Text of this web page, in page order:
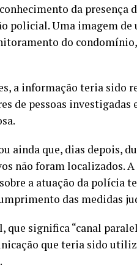
da
policial. Uma imagem
do
a informação teria sido
de pessoas
ainda que, dias depois,
não foram localizados.
a atuação da polícia
das medidas
que significa “canal
que teria sido